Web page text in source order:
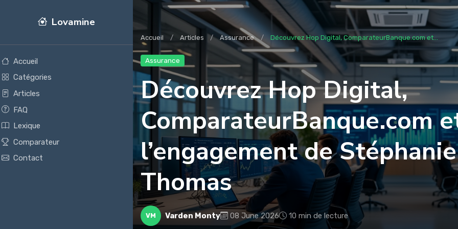
Lovamine
Accueil
Catégories
Articles
FAQ
Lexique
Comparateur
Contact
Accueil Articles Assurance Découvrez Hop Digital, ComparateurBanque.com et...
Assurance
Découvrez Hop Digital,
ComparateurBanque.com
l’engagement de Stéphanie
Thomas
VM Varden Monty 08 June 2026 10 min de lecture